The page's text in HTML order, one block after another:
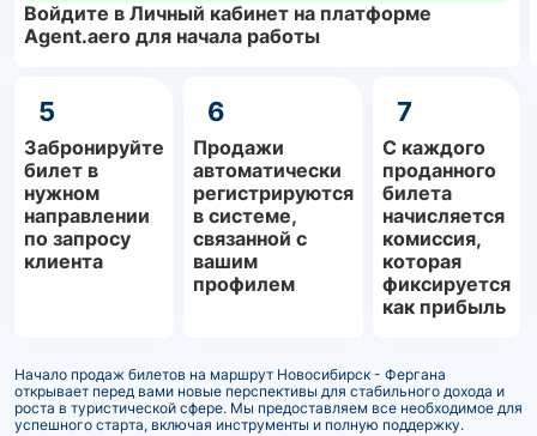
Войдите в Личный кабинет на платформе
Agent.aero для начала работы
5
Забронируйте
билет в
нужном
направлении
по запросу
клиента
6
Продажи
автоматически
регистрируются
в системе,
связанной с
вашим
профилем
7
С каждого
проданного
билета
начисляется
комиссия,
которая
фиксируется
как прибыль
Начало продаж билетов на маршрут Новосибирск - Фергана
открывает перед вами новые перспективы для стабильного дохода и
роста в туристической сфере. Мы предоставляем все необходимое для
успешного старта, включая инструменты и полную поддержку.